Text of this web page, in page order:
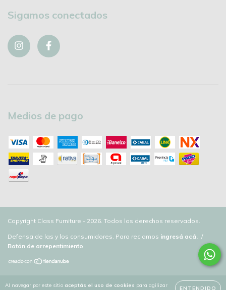
Al navegar por este sitio aceptás el uso de cookies para agilizar
ENTENDIDO
Sigamos conectados
Medios de pago
Copyright Class Furniture - 2026. Todos los derechos reservados.
Defensa de las y los consumidores. Para reclamos ingresá acá. /
Botón de arrepentimiento